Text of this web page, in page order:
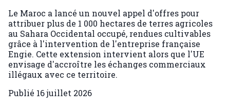
Le Maroc a lancé un nouvel appel d'offres pour
attribuer plus de 1 000 hectares de terres agricoles
au Sahara Occidental occupé, rendues cultivables
grâce à l'intervention de l'entreprise française
Engie. Cette extension intervient alors que l'UE
envisage d'accroître les échanges commerciaux
illégaux avec ce territoire.
Publié 16 juillet 2026